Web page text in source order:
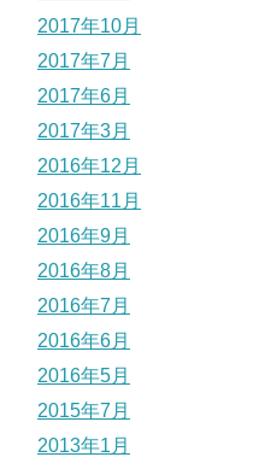
2017年10月
2017年7月
2017年6月
2017年3月
2016年12月
2016年11月
2016年9月
2016年8月
2016年7月
2016年6月
2016年5月
2015年7月
2013年1月